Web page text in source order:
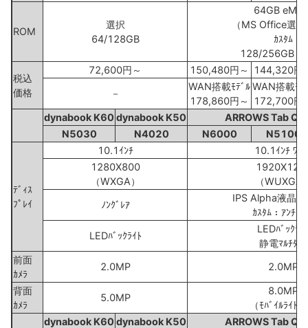
ROM
選択
64/128GB
64GB
（MS Office選
ｶｽﾀﾑ
128/256GB
税込
価格
72,600円～ 150,480円～
144,320円
－
WAN搭載ﾓﾃﾞﾙ
178,860円～
WAN搭載ﾓﾃ
172,700円
dynabook K60 dynabook K50
ARROWS Tab
N5030
N4020 N6000 N5100
ﾃﾞｨｽ
ﾌﾟﾚｲ
10.1ｲﾝﾁ
10.1ｲﾝﾁ ﾜｲ
1280X800
（WXGA）
（WUXGA
ﾉﾝｸﾞﾚｱ
IPS Alpha液晶（
ｶｽﾀﾑ：ｱﾝﾁｸﾞ
LEDﾊﾞｯｸﾗｲﾄ
LEDﾊﾞｯｸﾗｲ
静電ﾏﾙﾁﾀｯﾁ
前面
ｶﾒﾗ
2.0MP 2.0MP
背面
ｶﾒﾗ
5.0MP
8.0MP
（ﾓﾊﾞｲﾙﾗｲﾄ
dynabook K60 dynabook K50
ARROWS Tab